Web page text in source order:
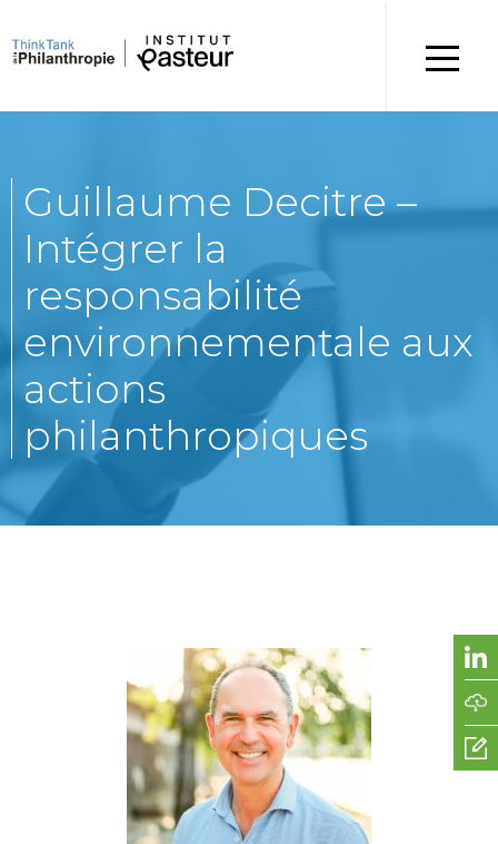
Guillaume Decitre –
Intégrer la
responsabilité
environnementale aux
actions
philanthropiques